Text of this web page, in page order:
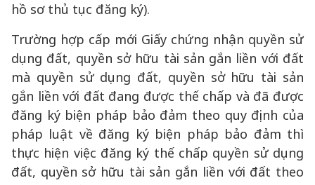
hồ sơ thủ tục đăng ký).
Trường hợp cấp mới Giấy chứng nhận quyền sử
dụng đất, quyền sở hữu tài sản gắn liền với đất
mà quyền sử dụng đất, quyền sở hữu tài sản
gắn liền với đất đang được thế chấp và đã được
đăng ký biện pháp bảo đảm theo quy định của
pháp luật về đăng ký biện pháp bảo đảm thì
thực hiện việc đăng ký thế chấp quyền sử dụng
đất, quyền sở hữu tài sản gắn liền với đất theo